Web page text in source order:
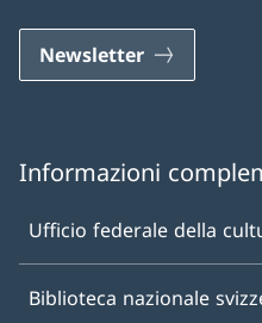
Newsletter
Informazioni
Ufficio federale della
Biblioteca nazionale